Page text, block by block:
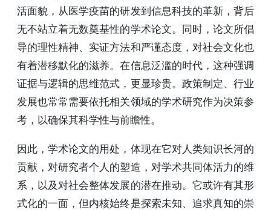
活面貌，从医学疫苗的研发到信息科技的革新，背后
无不站立着无数奠基性的学术论文。同时，论文所倡
导的理性精神、实证方法和严谨态度，对社会文化也
有着潜移默化的滋养。在信息泛滥的时代，这种强调
证据与逻辑的思维范式，更显珍贵。政策制定、行业
发展也常常需要依托相关领域的学术研究作为决策参
考，以确保其科学性与前瞻性。
因此，学术论文的用处，体现在它对人类知识长河的
贡献，对研究者个人的塑造，对学术共同体活力的维
系，以及对社会整体发展的潜在推动。它或许有其形
式化的一面，但内核始终是探索未知、追求真知的崇